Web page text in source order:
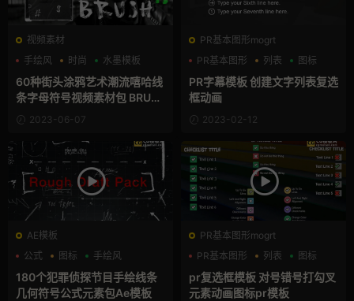
视频素材
手绘风
时尚 水墨模板
60种街头涂鸦艺术潮流嘻哈线
条字母符号视频素材包 BRUS
H ANIMATED FONT PACK
2023-06-07
PR基本图形mogrt
PR基本图形
列表 图标
PR字幕模板 创建文字列表复选
框动画
2023-02-12
AE模板
公式
图标 手绘风
180个犯罪侦探节目手绘线条
几何符号公式元素包Ae模板
PR基本图形mogrt
PR基本图形
列表 图标
pr复选框模板 对号错号打勾叉
元素动画图标pr模板